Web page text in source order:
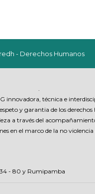
- Derechos Humanos
.
innovadora, técnica e
y garantia de los
a través del
en el marco de la no
- 80 y Rumipamba